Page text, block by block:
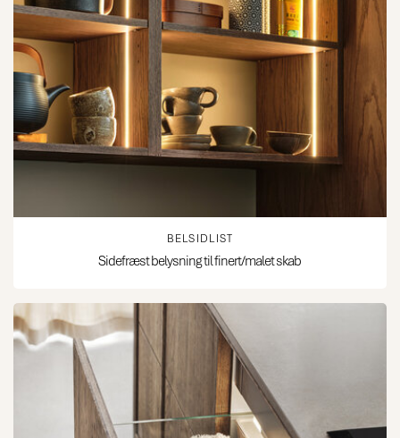
BELSIDLIST
Sidefræst belysning til finert/malet skab